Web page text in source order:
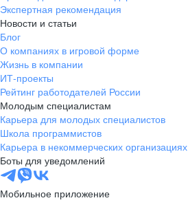
Экспертная рекомендация
Новости и статьи
Блог
О компаниях в игровой форме
Жизнь в компании
ИТ-проекты
Рейтинг работодателей России
Молодым специалистам
Карьера для молодых специалистов
Школа программистов
Карьера в некоммерческих организациях
Боты для уведомлений
Мобильное приложение